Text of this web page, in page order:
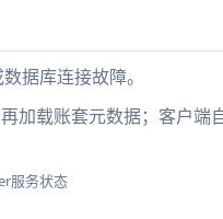
据库连接故障。
加载账套元数据；客户端
服务状态